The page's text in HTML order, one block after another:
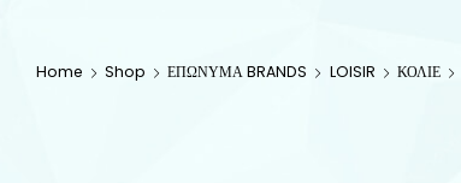
Home Shop ΕΠΩΝΥΜΑ BRANDS LOISIR ΚΟΛΙΕ